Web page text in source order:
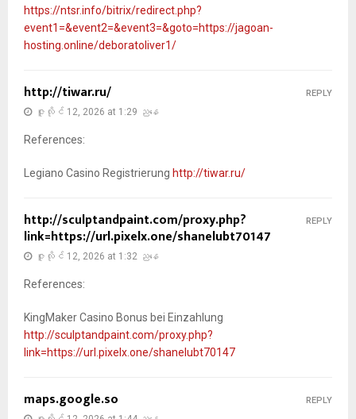
https://ntsr.info/bitrix/redirect.php?
event1=&event2=&event3=&goto=https://jagoan-
hosting.online/deboratoliver1/
http://tiwar.ru/
ဇူလိုင် 12, 2026 at 1:29 ညနေ
References:
Legiano Casino Registrierung http://tiwar.ru/
REPLY
http://sculptandpaint.com/proxy.php?
link=https://url.pixelx.one/shanelubt70147
ဇူလိုင် 12, 2026 at 1:32 ညနေ
References:
KingMaker Casino Bonus bei Einzahlung
http://sculptandpaint.com/proxy.php?
link=https://url.pixelx.one/shanelubt70147
REPLY
maps.google.so REPLY